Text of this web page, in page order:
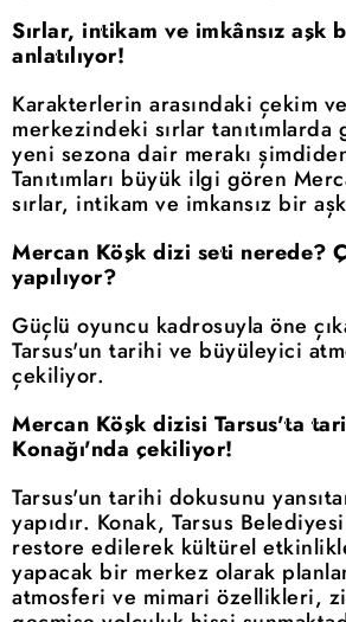
Sırlar, intikam ve imkânsız aşk
anlatılıyor!
Karakterlerin arasındaki çekim
merkezindeki sırlar
yeni sezona dair merakı
Tanıtımları büyük ilgi gören
sırlar, intikam ve imkansız bir
Mercan Köşk dizi seti nerede?
yapılıyor?
Güçlü oyuncu kadrosuyla öne
Tarsus'un tarihi ve büyüleyici
çekiliyor.
Mercan Köşk dizisi Tarsus'ta
Konağı'nda çekiliyor!
Tarsus'un tarihi dokusunu
yapıdır. Konak, Tarsus
restore edilerek kültürel
yapacak bir merkez olarak
atmosferi ve mimari özellikleri,